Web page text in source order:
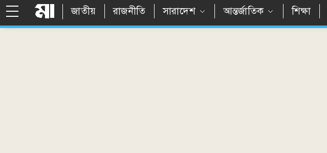
জাতীয় রাজনীতি সারাদেশ আন্তর্জাতিক শিক্ষা